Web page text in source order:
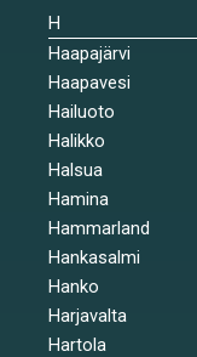
H
Haapajärvi
Haapavesi
Hailuoto
Halikko
Halsua
Hamina
Hammarland
Hankasalmi
Hanko
Harjavalta
Hartola